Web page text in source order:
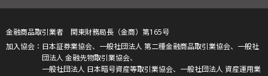
金融商品取引業者 関東財務局長（金商）第165号
日本証券業協会、一般社団法人 第二種金融商品取引業協会、一般社
団法人 金融先物取引業協会、
一般社団法人 日本暗号資産等取引業協会、一般社団法人 資産運用業